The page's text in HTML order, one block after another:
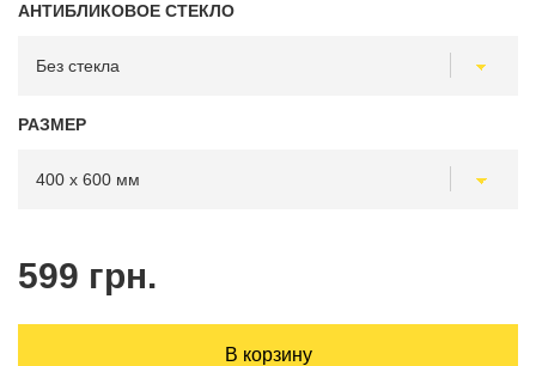
АНТИБЛИКОВОЕ СТЕКЛО
РАЗМЕР
599 грн.
В корзину